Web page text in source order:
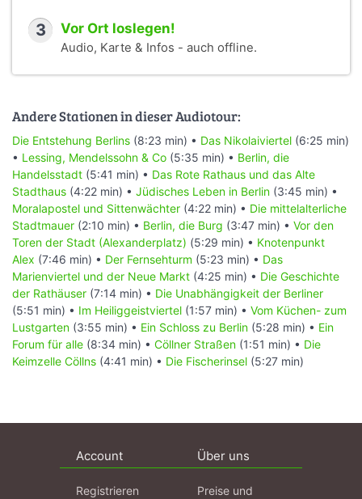
3 Vor Ort loslegen!
Audio, Karte & Infos - auch offline.
Andere Stationen in dieser Audiotour:
Die Entstehung Berlins (8:23 min) • Das Nikolaiviertel (6:25 min)
• Lessing, Mendelssohn & Co (5:35 min) • Berlin, die
Handelsstadt (5:41 min) • Das Rote Rathaus und das Alte
Stadthaus (4:22 min) • Jüdisches Leben in Berlin (3:45 min) •
Moralapostel und Sittenwächter (4:22 min) • Die mittelalterliche
Stadtmauer (2:10 min) • Berlin, die Burg (3:47 min) • Vor den
Toren der Stadt (Alexanderplatz) (5:29 min) • Knotenpunkt
Alex (7:46 min) • Der Fernsehturm (5:23 min) • Das
Marienviertel und der Neue Markt (4:25 min) • Die Geschichte
der Rathäuser (7:14 min) • Die Unabhängigkeit der Berliner
(5:51 min) • Im Heiliggeistviertel (1:57 min) • Vom Küchen- zum
Lustgarten (3:55 min) • Ein Schloss zu Berlin (5:28 min) • Ein
Forum für alle (8:34 min) • Cöllner Straßen (1:51 min) • Die
Keimzelle Cöllns (4:41 min) • Die Fischerinsel (5:27 min)
Account
Registrieren
Über uns
Preise und